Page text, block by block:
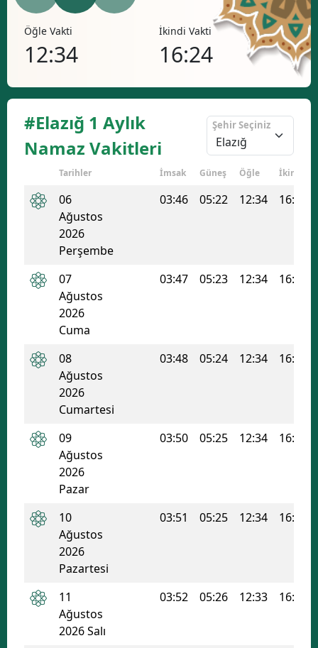
Bilecik
Bolu
Burdur
Denizli
Elazığ
Giresun
Hatay
Öğle Vakti
12:34
İkindi Vakti
16:24
#Elazığ 1 Aylık
Namaz Vakitleri
Şehir Seçiniz
Tarihler İmsak Güneş Öğle İkindi
06
Ağustos
2026
Perşembe
03:46 05:22 12:34 16:24
07
Ağustos
2026
Cuma
03:47 05:23 12:34 16:23
08
Ağustos
2026
Cumartesi
03:48 05:24 12:34 16:23
09
Ağustos
2026
Pazar
03:50 05:25 12:34 16:22
10
Ağustos
2026
Pazartesi
03:51 05:25 12:34 16:22
11
Ağustos
2026 Salı
03:52 05:26 12:33 16:21